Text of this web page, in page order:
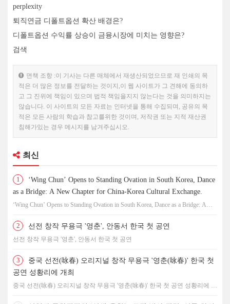
perplexity
퇴직연금 디폴트옵션 확산 배경은?
디폴트옵션 수익률 상승이 금융시장에 미치는 영향은?
검색
면책 조항 :이 기사는 다른 매체에서 재생산되었으므로 재 인쇄의 목
적은 더 많은 정보를 전달하는 것이지,이 웹 사이트가 그 견해에 동의하
고 그 진위에 책임이 있으며 법적 책임을지지 않는다는 것을 의미하지는
않습니다. 이 사이트의 모든 자료는 인터넷을 통해 수집되며, 공유의 목
적은 모든 사람의 학습과 참고를위한 것이며, 저작권 또는 지적 재산권
침해가있는 경우 메시지를 남겨주십시오.
최신
1
‘Wing Chun’ Opens to Standing Ovation in South Korea, Dance
as a Bridge: A New Chapter for China-Korea Cultural Exchange.
‘Wing Chun’ Opens to Standing Ovation in South Korea, Dance as a Bridge: A
2 선전 창작 무용극 '영춘', 안동서 한국 첫 공연
선전 창작 무용극 '영춘', 안동서 한국 첫 공연
3
중국 선전(咏春) 오리지널 창작 무용극 '영춘(咏春)' 한국 첫
공연 성황리에 개최
중국 선전(咏春) 오리지널 창작 무용극 '영춘(咏春)' 한국 첫 공연 성황리에 개